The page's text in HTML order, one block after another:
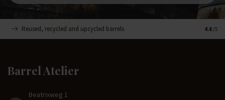
Reused, recycled and upcycled barrels 4.6 /5
Barrel Atelier
Beatrixweg 1